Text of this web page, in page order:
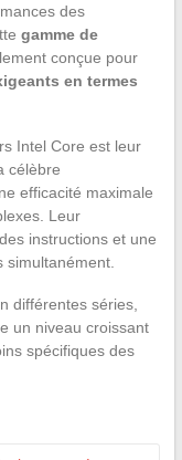
des
gamme de
conçue pour
en termes
Intel Core est leur
célèbre
efficacité maximale
Leur
instructions et une
simultanément.
différentes séries,
un niveau croissant
spécifiques des